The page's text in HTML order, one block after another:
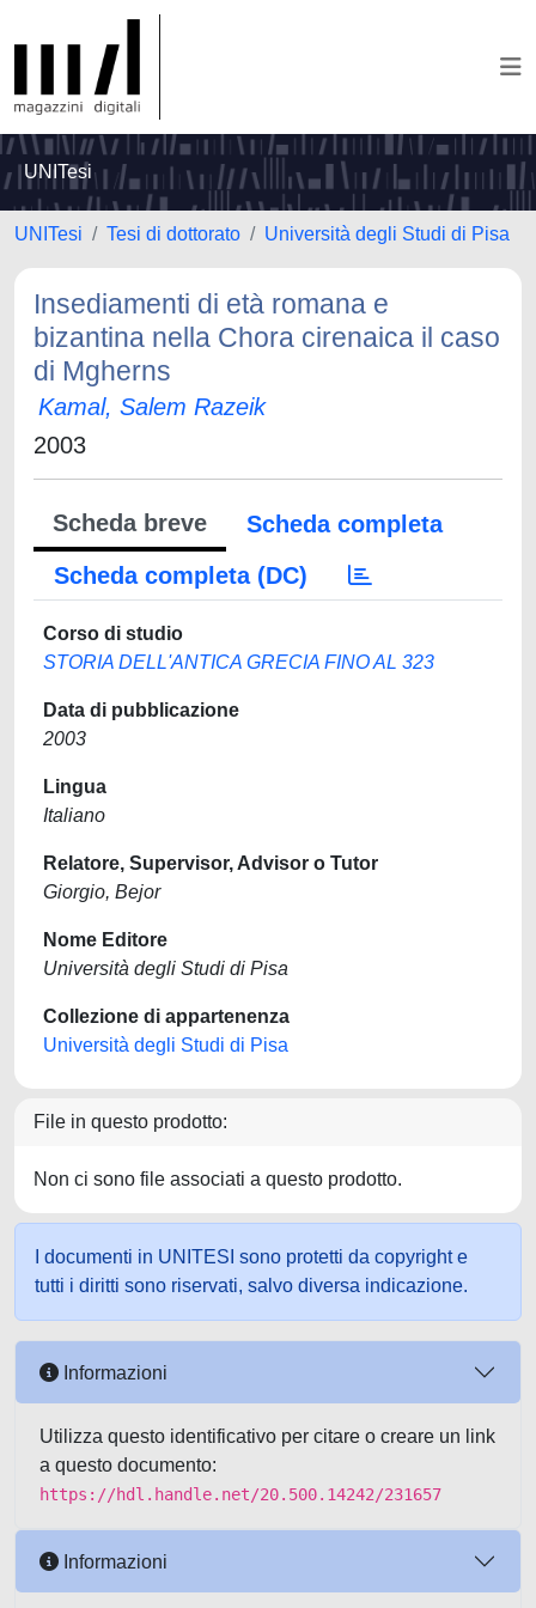
UNITesi
UNITesi Tesi di dottorato Università degli Studi di Pisa
Insediamenti di età romana e
bizantina nella Chora cirenaica il caso
di Mgherns
Kamal, Salem Razeik
2003
Scheda breve
Scheda completa
Scheda completa (DC)
Corso di studio
STORIA DELL'ANTICA GRECIA FINO AL 323
Data di pubblicazione
2003
Lingua
Italiano
Relatore, Supervisor, Advisor o Tutor
Giorgio, Bejor
Nome Editore
Università degli Studi di Pisa
Collezione di appartenenza
Università degli Studi di Pisa
File in questo prodotto:
Non ci sono file associati a questo prodotto.
I documenti in UNITESI sono protetti da copyright e
tutti i diritti sono riservati, salvo diversa indicazione.
Informazioni
Utilizza questo identificativo per citare o creare un link
a questo documento:
https://hdl.handle.net/20.500.14242/231657
Informazioni